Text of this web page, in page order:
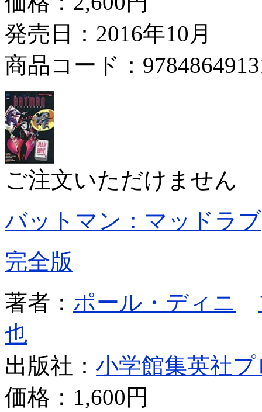
発売日：2016年10月
商品コード：
ご注文いただけません
バットマン：マッドラブ
完全版
著者： ポール・ディニ
也
出版社： 小学館集英社
価格： 1,600円